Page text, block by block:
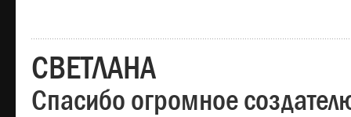
СВЕТЛАНА
Спасибо огромное